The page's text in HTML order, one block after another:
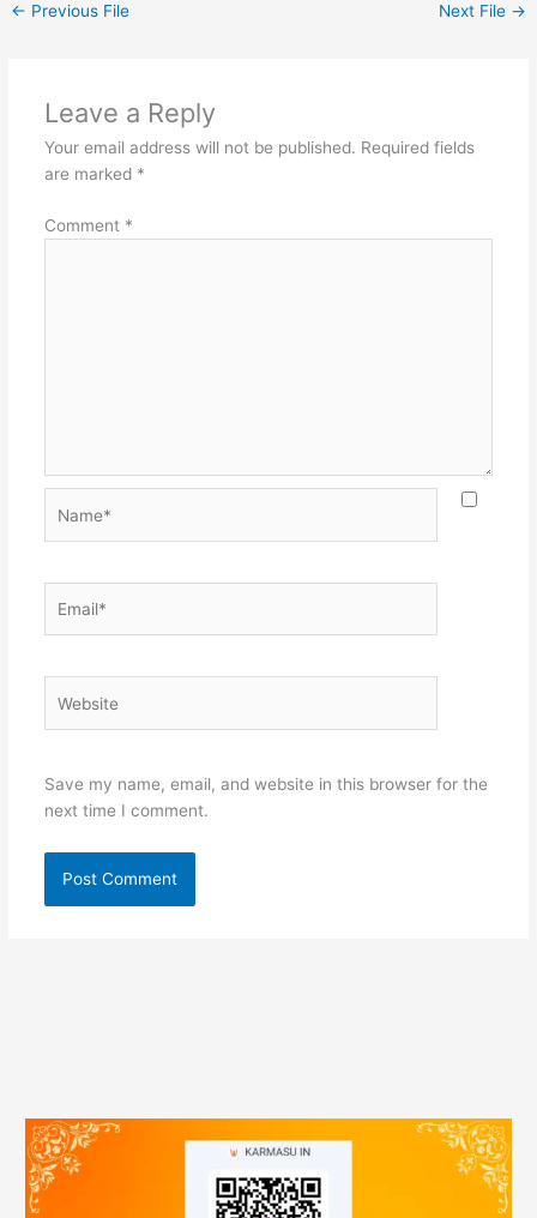
← Previous File Next File →
Leave a Reply
Your email address will not be published. Required fields
are marked *
Comment *
Save my name, email, and website in this browser for the
next time I comment.